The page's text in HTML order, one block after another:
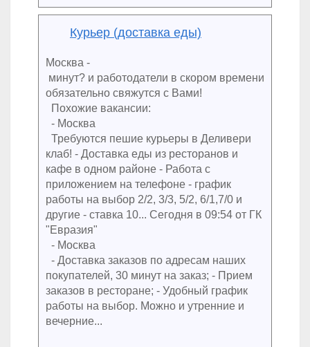
Курьер (доставка еды)
Москва -
минут? и работодатели в скором времени
обязательно свяжутся с Вами!
Похожие вакансии:
- Москва
Требуются пешие курьеры в Деливери
клаб! - Доставка еды из ресторанов и
кафе в одном районе - Работа с
приложением на телефоне - график
работы на выбор 2/2, 3/3, 5/2, 6/1,7/0 и
другие - ставка 10... Сегодня в 09:54 от ГК
"Евразия"
- Москва
- Доставка заказов по адресам наших
покупателей, 30 минут на заказ; - Прием
заказов в ресторане; - Удобный график
работы на выбор. Можно и утренние и
вечерние...